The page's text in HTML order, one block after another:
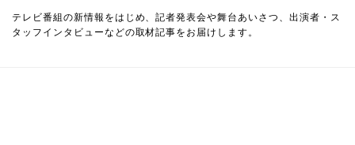
テレビ番組の新情報をはじめ、記者発表会や舞台あいさつ、出演者・ス
タッフインタビューなどの取材記事をお届けします。